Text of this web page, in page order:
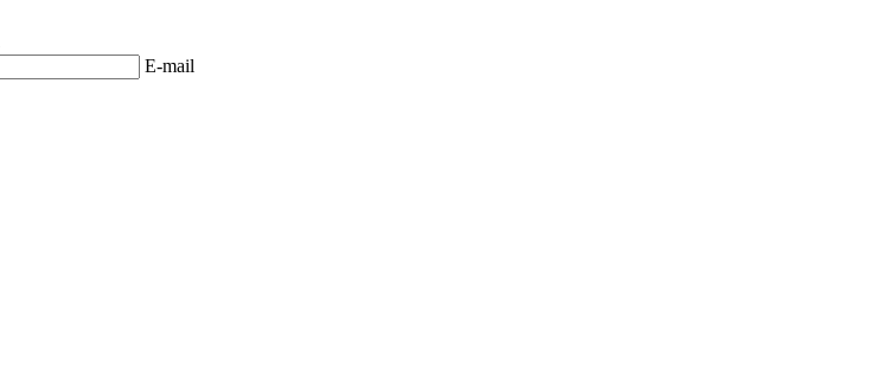
E-mail